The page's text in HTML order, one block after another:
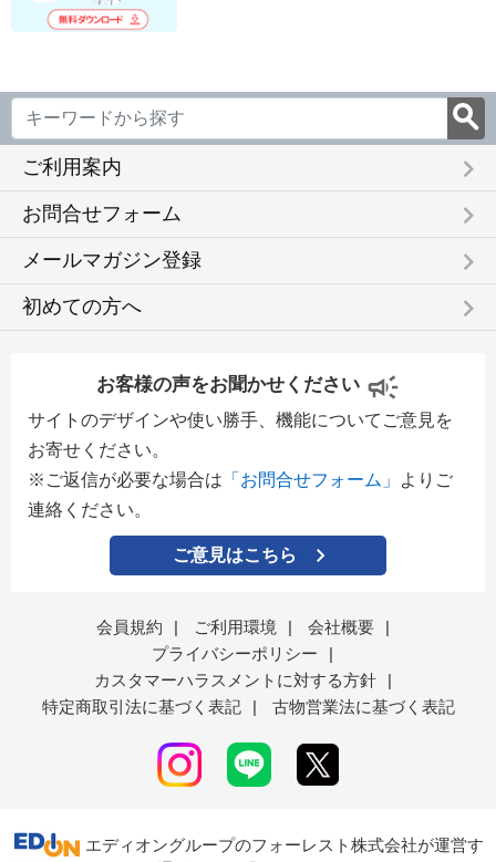
ご利用案内 keyboard_arrow_right
お問合せフォーム keyboard_arrow_right
メールマガジン登録 keyboard_arrow_right
初めての方へ keyboard_arrow_right
お客様の声をお聞かせください
サイトのデザインや使い勝手、機能についてご意見を
お寄せください。
※ご返信が必要な場合は 「お問合せフォーム」
よりご
連絡ください。
ご意見はこちら
会員規約 | ご利用環境 | 会社概要
|
プライバシーポリシー
|
カスタマーハラスメントに対する方針
|
特定商取引法に基づく表記
| 古物営業法に基づく表記
エディオングループのフォーレスト株式会社が運営す